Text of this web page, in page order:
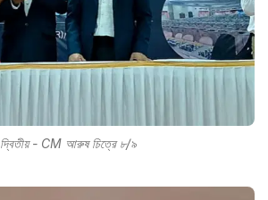
দ্বিতীয় - CM আরুষ চিত্রে ৮/৯